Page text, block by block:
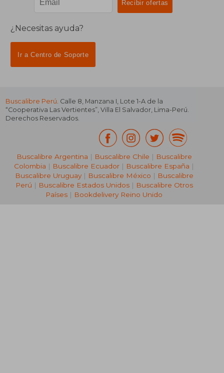
¿Necesitas ayuda?
Ir a Centro de Soporte
Buscalibre Perú. Calle 8, Manzana I, Lote 1-A de la
“Cooperativa Las Vertientes”, Villa El Salvador, Lima-Perú.
Derechos Reservados.
Buscalibre Argentina | Buscalibre Chile | Buscalibre
Colombia | Buscalibre Ecuador | Buscalibre España |
Buscalibre Uruguay| Buscalibre México | Buscalibre
Perú | Buscalibre Estados Unidos| Buscalibre Otros
Países | Bookdelivery Reino Unido